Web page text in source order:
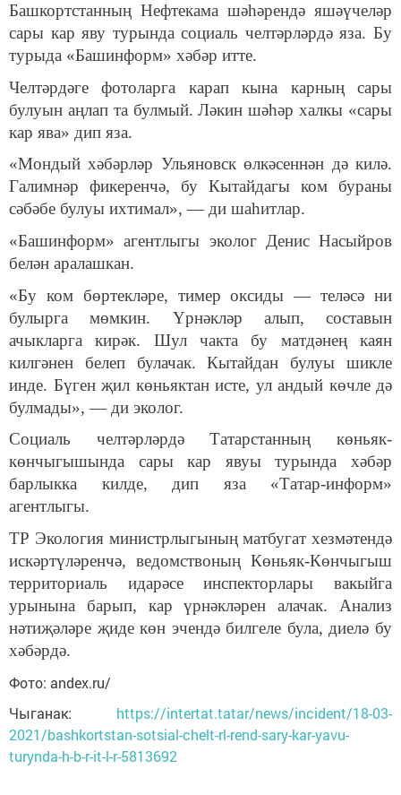
Башкортстанның Нефтекама шәһәрендә яшәүчеләр
сары кар яву турында социаль челтәрләрдә яза. Бу
турыда «Башинформ» хәбәр итте.
Челтәрдәге фотоларга карап кына карның сары
булуын аңлап та булмый. Ләкин шәһәр халкы «сары
кар ява» дип яза.
«Мондый хәбәрләр Ульяновск өлкәсеннән дә килә.
Галимнәр фикеренчә, бу Кытайдагы ком бураны
сәбәбе булуы ихтимал», — ди шаһитлар.
«Башинформ» агентлыгы эколог Денис Насыйров
белән аралашкан.
«Бу ком бөртекләре, тимер оксиды — теләсә ни
булырга мөмкин. Үрнәкләр алып, составын
ачыкларга кирәк. Шул чакта бу матдәнең каян
килгәнен белеп булачак. Кытайдан булуы шикле
инде. Бүген җил көньяктан исте, ул андый көчле дә
булмады», — ди эколог.
Социаль челтәрләрдә Татарстанның көньяк-
көнчыгышында сары кар явуы турында хәбәр
барлыкка килде, дип яза «Татар-информ»
агентлыгы.
ТР Экология министрлыгының матбугат хезмәтендә
искәртүләренчә, ведомствоның Көньяк-Көнчыгыш
территориаль идарәсе инспекторлары вакыйга
урынына барып, кар үрнәкләрен алачак. Анализ
нәтиҗәләре җиде көн эчендә билгеле була, диелә бу
хәбәрдә.
Фото: andex.ru/
Чыганак: https://intertat.tatar/news/incident/18-03-
2021/bashkortstan-sotsial-chelt-rl-rend-sary-kar-yavu-
turynda-h-b-r-it-l-r-5813692